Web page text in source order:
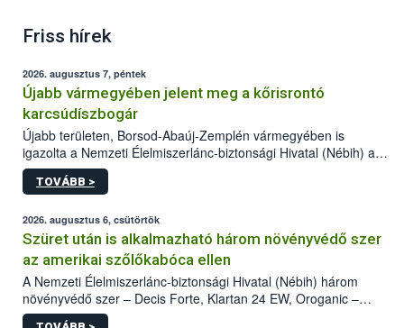
Friss hírek
2026. augusztus 7, péntek
Újabb vármegyében jelent meg a kőrisrontó
karcsúdíszbogár
Újabb területen, Borsod-Abaúj-Zemplén vármegyében is
igazolta a Nemzeti Élelmiszerlánc-biztonsági Hivatal (Nébih) a
kőrisrontó karcsúdíszbogár (Agrilus planipennis) jelenlétét. A
kártevőt nem csak színcsapdában találták meg, de már fertőzött
az intenzív felderítést, emellett az intézkedéseket a szlovák
hatósággal is összehangolják a terjedés megállítása érdekében.
TOVÁBB >
2026. augusztus 6, csütörtök
Szüret után is alkalmazható három növényvédő szer
az amerikai szőlőkabóca ellen
A Nemzeti Élelmiszerlánc-biztonsági Hivatal (Nébih) három
növényvédő szer – Decis Forte, Klartan 24 EW, Oroganic –
engedélyokiratát módosította, így azok a szüretet követően,